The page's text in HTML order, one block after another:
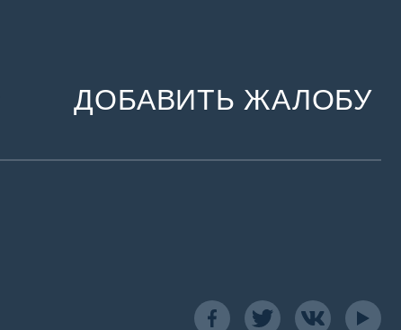
ДОБАВИТЬ ЖАЛОБУ